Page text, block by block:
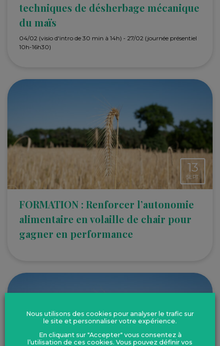
techniques de désherbage mécanique
du maïs
04/02 (visio d'intro de 30 min à 14h) - 27/02 (journée présentiel
10h-16h30)
13
SEPT.
FORMATION : Renforcer l’autonomie
alimentaire en volaille de chair pour
gagner en performance
Nous utilisons des cookies pour analyser le trafic sur
le site et personnaliser votre expérience.
En cliquant sur "Accepter" vous consentez à
l’utilisation de ces cookies. Vous pouvez définir vos